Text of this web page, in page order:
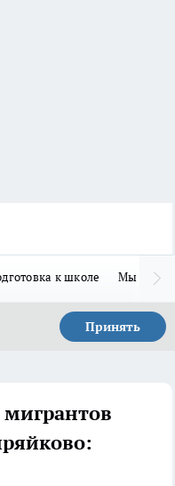
к школе Мы в MAX
Принять